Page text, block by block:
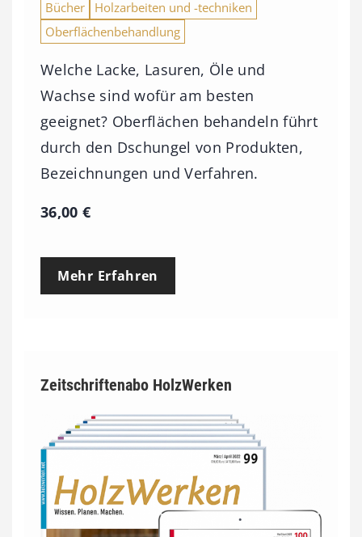
Bücher
Holzarbeiten und -techniken
Oberflächenbehandlung
Welche Lacke, Lasuren, Öle und
Wachse sind wofür am besten
geeignet? Oberflächen behandeln führt
durch den Dschungel von Produkten,
Bezeichnungen und Verfahren.
36,00€
Mehr Erfahren
Zeitschriftenabo HolzWerken